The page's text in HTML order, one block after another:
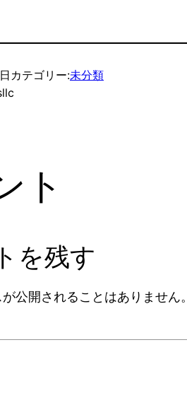
カテゴリー:未分類
ト
を残す
公開されることはありません。